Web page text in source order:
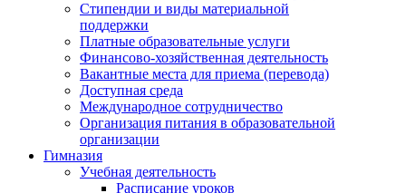
Стипендии и виды материальной
поддержки
Платные образовательные услуги
Финансово-хозяйственная деятельность
Вакантные места для приема (перевода)
Доступная среда
Международное сотрудничество
Организация питания в образовательной
организации
Гимназия
Учебная деятельность
Расписание уроков